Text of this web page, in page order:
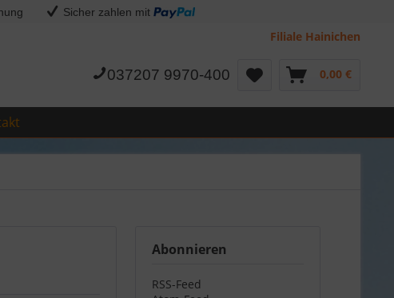
Sicher zahlen mit
Filiale Hainichen
037207 9970-400 0,00 €
Abonnieren
RSS-Feed